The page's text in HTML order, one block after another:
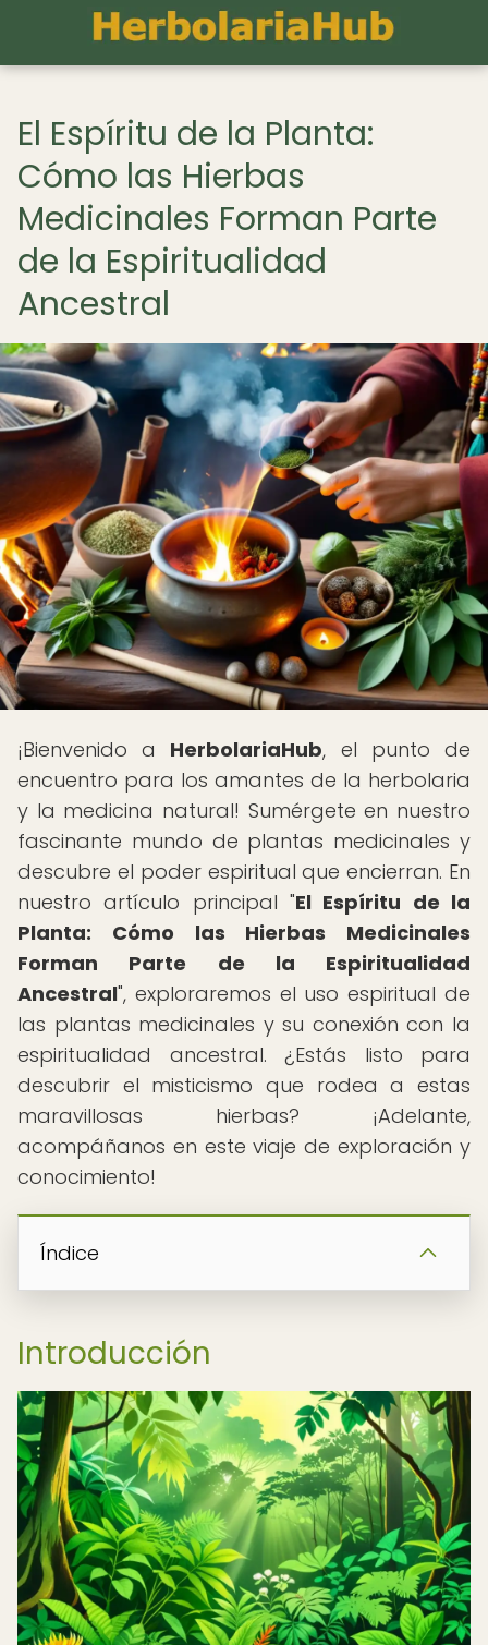
El Espíritu de la Planta:
Cómo las Hierbas
Medicinales Forman Parte
de la Espiritualidad
Ancestral
¡Bienvenido a HerbolariaHub, el punto de
encuentro para los amantes de la herbolaria
y la medicina natural! Sumérgete en nuestro
fascinante mundo de plantas medicinales y
descubre el poder espiritual que encierran. En
nuestro artículo principal "El Espíritu de la
Planta: Cómo las Hierbas Medicinales
Forman Parte de la Espiritualidad
Ancestral", exploraremos el uso espiritual de
las plantas medicinales y su conexión con la
espiritualidad ancestral. ¿Estás listo para
descubrir el misticismo que rodea a estas
maravillosas hierbas? ¡Adelante,
acompáñanos en este viaje de exploración y
conocimiento!
Índice
Introducción